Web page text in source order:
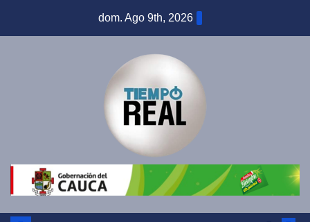
dom. Ago 9th, 2026